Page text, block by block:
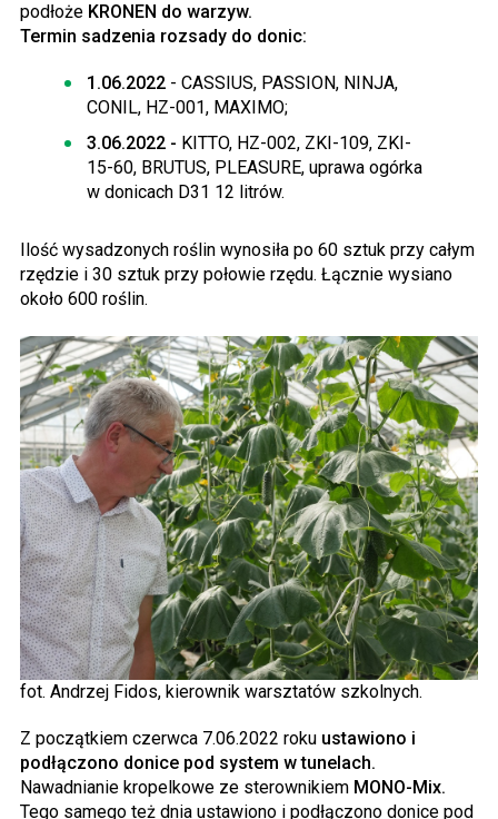
podłoże KRONEN do warzyw.
Termin sadzenia rozsady do donic:
1.06.2022 - CASSIUS, PASSION, NINJA,
CONIL, HZ-001, MAXIMO;
3.06.2022 - KITTO, HZ-002, ZKI-109, ZKI-
15-60, BRUTUS, PLEASURE, uprawa ogórka
w donicach D31 12 litrów.
Ilość wysadzonych roślin wynosiła po 60 sztuk przy całym
rzędzie i 30 sztuk przy połowie rzędu. Łącznie wysiano
około 600 roślin.
fot. Andrzej Fidos, kierownik warsztatów szkolnych.
Z początkiem czerwca 7.06.2022 roku ustawiono i
podłączono donice pod system w tunelach.
Nawadnianie kropelkowe ze sterownikiem MONO-Mix.
Tego samego też dnia ustawiono i podłączono donice pod